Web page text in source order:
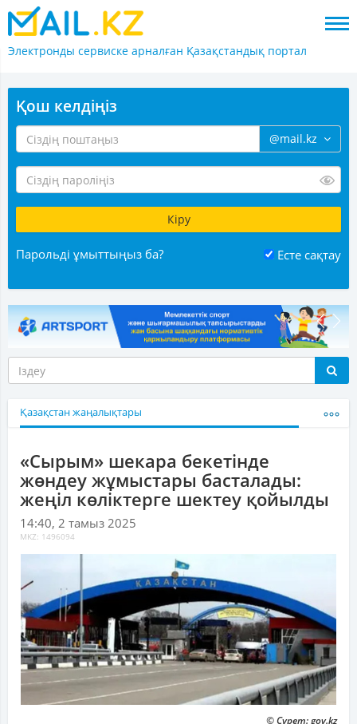
Электронды сервиске арналған Қазақстандық портал
Қош келдіңіз
@mail.kz
Парольді ұмыттыңыз ба? Есте сақтау
Қазақстан жаңалықтары
«Сырым» шекара бекетінде
жөндеу жұмыстары басталады:
жеңіл көліктерге шектеу қойылды
14:40, 2 тамыз 2025
MKZ: 1496094
© Сурет: gov.kz